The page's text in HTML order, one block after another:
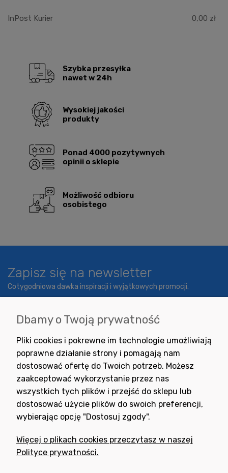
InPost Kurier 0,00 zł
Szybka przesyłka
nawet w 24h
Wysokiej jakości
produkty
Ponad 4000 pozytywnych
opinii o sklepie
Możliwość odbioru
osobistego
Zapisz się na newsletter
Cotygodniowa dawka inspiracji i wyjątkowych promocji.
Wyrażam zgodę na otrzymywanie newslettera z inspiracjami,
nowościami i promocjami.
Potrzebujesz pomocy
+48 791 806 804
Dbamy o Twoją prywatność
Pliki cookies i pokrewne im technologie umożliwiają
poprawne działanie strony i pomagają nam
dostosować ofertę do Twoich potrzeb. Możesz
zaakceptować wykorzystanie przez nas
wszystkich tych plików i przejść do sklepu lub
dostosować użycie plików do swoich preferencji,
wybierając opcję "Dostosuj zgody".
Więcej o plikach cookies przeczytasz w naszej
Polityce prywatności.